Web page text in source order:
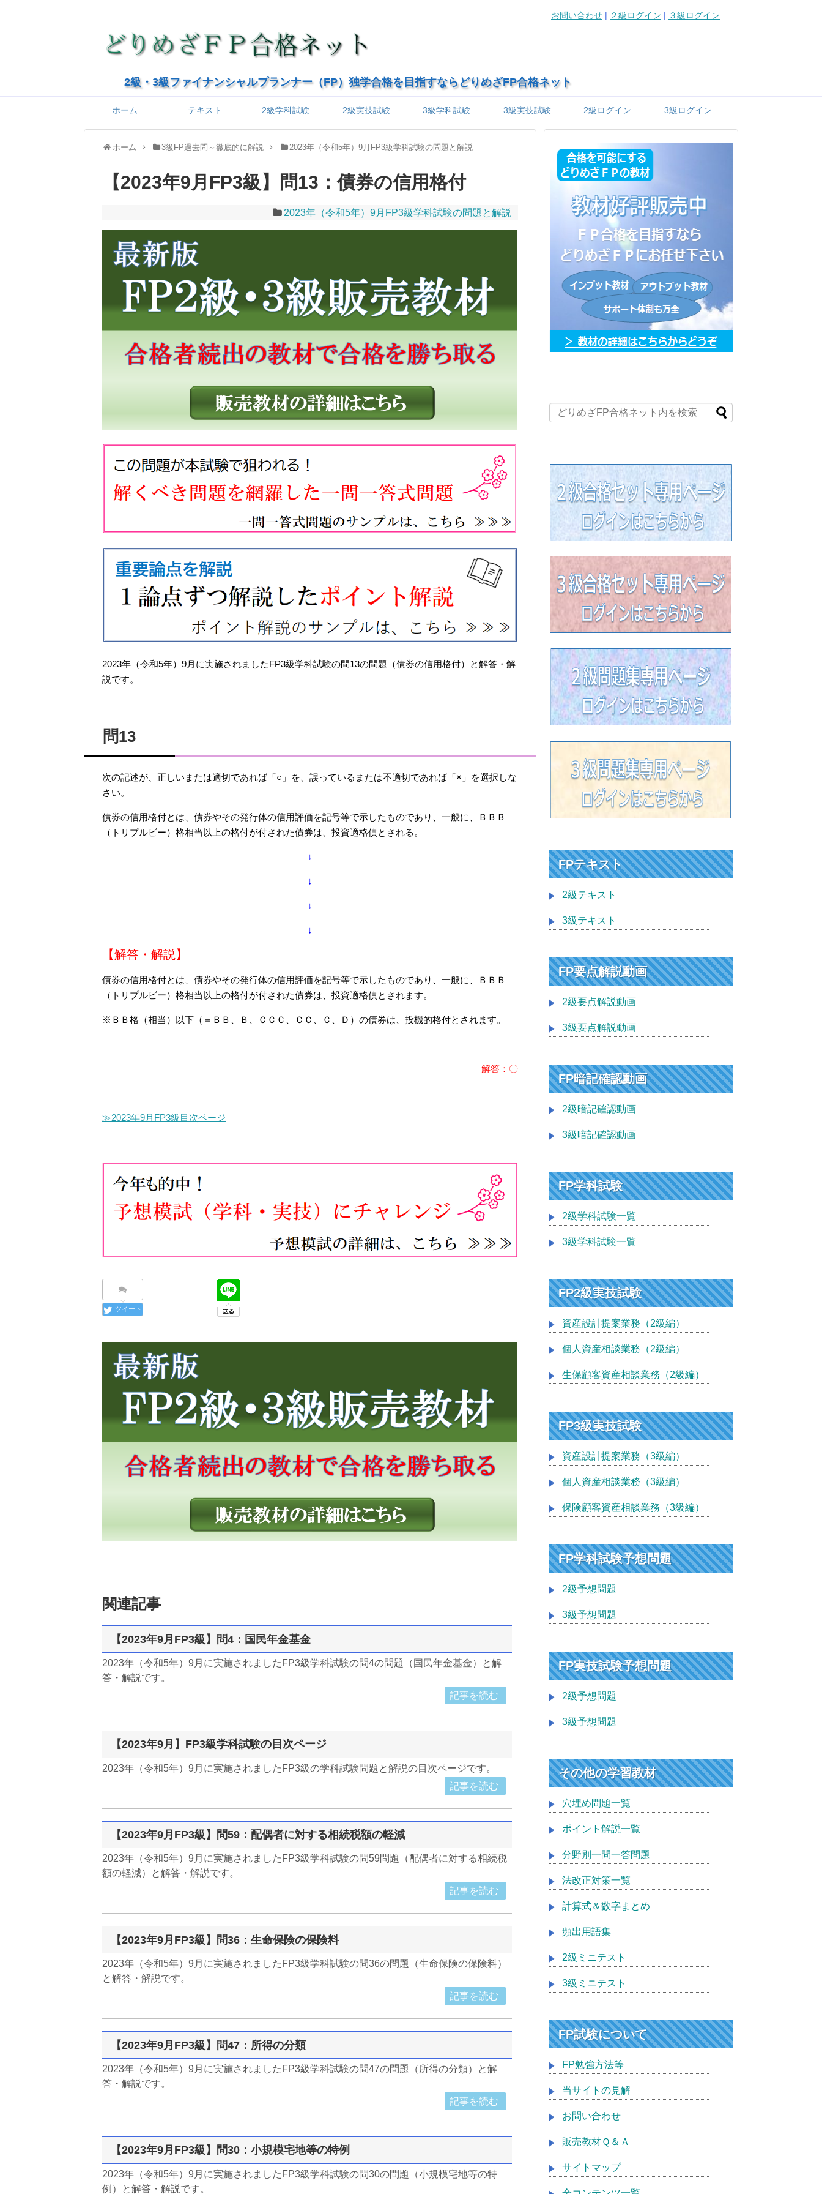
2級・3級ファイナンシャルプランナー（FP）独学合格を目指すならどりめざFP合格ネット
お問い合わせ | ２級ログイン | ３級ログイン
ホーム テキスト 2級学科試験 2級実技試験 3級学科試験 3級実技試験 2級ログイン 3級ログイン
ホーム 3級FP過去問～徹底的に解説 2023年（令和5年）9月FP3級学科試験の問題と解説
【2023年9月FP3級】問13：債券の信用格付
2023年（令和5年）9月FP3級学科試験の問題と解説
2023年（令和5年）9月に実施されましたFP3級学科試験の問13の問題（債券の信用格付）と解答・解
説です。
問13
次の記述が、正しいまたは適切であれば「○」を、誤っているまたは不適切であれば「×」を選択しな
さい。
債券の信用格付とは、債券やその発行体の信用評価を記号等で示したものであり、一般に、ＢＢＢ
（トリプルビー）格相当以上の格付が付された債券は、投資適格債とされる。
↓
↓
↓
↓
【解答・解説】
債券の信用格付とは、債券やその発行体の信用評価を記号等で示したものであり、一般に、ＢＢＢ
（トリプルビー）格相当以上の格付が付された債券は、投資適格債とされます。
※ＢＢ格（相当）以下（＝ＢＢ、Ｂ、ＣＣＣ、ＣＣ、Ｃ、Ｄ）の債券は、投機的格付とされます。
解答：〇
≫2023年9月FP3級目次ページ
ツイート
関連記事
【2023年9月FP3級】問4：国民年金基金
2023年（令和5年）9月に実施されましたFP3級学科試験の問4の問題（国民年金基金）と解
答・解説です。
記事を読む
【2023年9月】FP3級学科試験の目次ページ
2023年（令和5年）9月に実施されましたFP3級の学科試験問題と解説の目次ページです。
記事を読む
【2023年9月FP3級】問59：配偶者に対する相続税額の軽減
2023年（令和5年）9月に実施されましたFP3級学科試験の問59問題（配偶者に対する相続税
額の軽減）と解答・解説です。
記事を読む
【2023年9月FP3級】問36：生命保険の保険料
2023年（令和5年）9月に実施されましたFP3級学科試験の問36の問題（生命保険の保険料）
と解答・解説です。
記事を読む
【2023年9月FP3級】問47：所得の分類
2023年（令和5年）9月に実施されましたFP3級学科試験の問47の問題（所得の分類）と解
答・解説です。
記事を読む
【2023年9月FP3級】問30：小規模宅地等の特例
2023年（令和5年）9月に実施されましたFP3級学科試験の問30の問題（小規模宅地等の特
例）と解答・解説です。
FPテキスト
2級テキスト
3級テキスト
FP要点解説動画
2級要点解説動画
3級要点解説動画
FP暗記確認動画
2級暗記確認動画
3級暗記確認動画
FP学科試験
2級学科試験一覧
3級学科試験一覧
FP2級実技試験
資産設計提案業務（2級編）
個人資産相談業務（2級編）
生保顧客資産相談業務（2級編）
FP3級実技試験
資産設計提案業務（3級編）
個人資産相談業務（3級編）
保険顧客資産相談業務（3級編）
FP学科試験予想問題
2級予想問題
3級予想問題
FP実技試験予想問題
2級予想問題
3級予想問題
その他の学習教材
穴埋め問題一覧
ポイント解説一覧
分野別一問一答問題
法改正対策一覧
計算式＆数字まとめ
頻出用語集
2級ミニテスト
3級ミニテスト
FP試験について
FP勉強方法等
当サイトの見解
お問い合わせ
販売教材Ｑ＆Ａ
サイトマップ